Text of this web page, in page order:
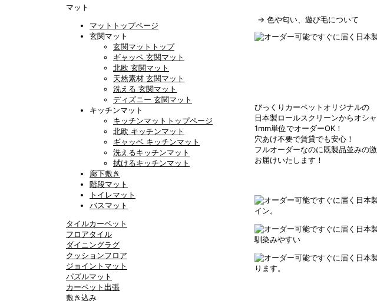
マット
マットトップページ
玄関マット
玄関マットトップ
ギャッベ 玄関マット
北欧 玄関マット
天然素材 玄関マット
洗える 玄関マット
ディズニー 玄関マット
キッチンマット
キッチンマットトップページ
北欧 キッチンマット
ギャッベ キッチンマット
洗えるキッチンマット
拭けるキッチンマット
廊下敷き
階段マット
トイレマット
バスマット
タイルカーペット
フロアタイル
ダイニングラグ
クッションフロア
ジョイントマット
パズルマット
カーペット出張
敷き込み
→ 色や匂い、遊び毛について
びっくりカーペットオリジナルの
日本製ロールスクリーンからオシ
1mm単位でオーダーOK！
穴あけ不要で賃貸でも安心！
フルオーダーなのに既製品並みの
お届けいたします！
イン。
馴染みやすい
ります。